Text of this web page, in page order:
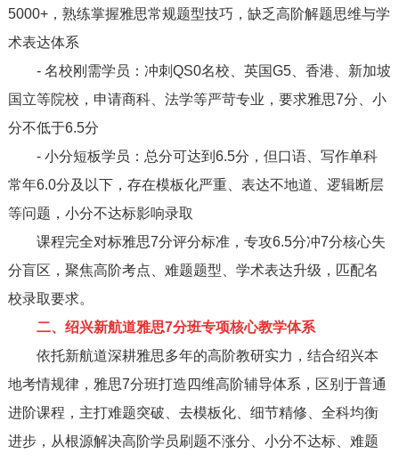
5000+，熟练掌握雅思常规题型技巧，缺乏高阶解题思维与学
术表达体系
- 名校刚需学员：冲刺QS0名校、英国G5、香港、新加坡
国立等院校，申请商科、法学等严苛专业，要求雅思7分、小
分不低于6.5分
- 小分短板学员：总分可达到6.5分，但口语、写作单科
常年6.0分及以下，存在模板化严重、表达不地道、逻辑断层
等问题，小分不达标影响录取
课程完全对标雅思7分评分标准，专攻6.5分冲7分核心失
分盲区，聚焦高阶考点、难题题型、学术表达升级，匹配名
校录取要求。
二、绍兴新航道雅思7分班专项核心教学体系
依托新航道深耕雅思多年的高阶教研实力，结合绍兴本
地考情规律，雅思7分班打造四维高阶辅导体系，区别于普通
进阶课程，主打难题突破、去模板化、细节精修、全科均衡
进步，从根源解决高阶学员刷题不涨分、小分不达标、难题